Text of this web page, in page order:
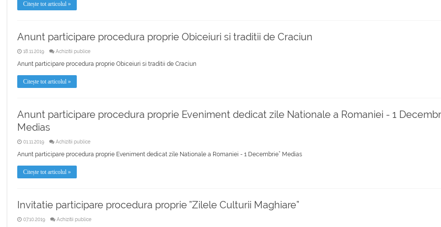
Citește tot articolul »
Anunt participare procedura proprie Obiceiuri si traditii de Craciun
18.11.2019 Achizitii publice
Anunt participare procedura proprie Obiceiuri si traditii de Craciun
Citește tot articolul »
Anunt participare procedura proprie Eveniment dedicat zile Nationale a Romaniei - 1
Medias
01.11.2019 Achizitii publice
Anunt participare procedura proprie Eveniment dedicat zile Nationale a Romaniei - 1 Decembrie” Medias
Citește tot articolul »
Invitatie participare procedura proprie ”Zilele Culturii Maghiare”
07.10.2019 Achizitii publice